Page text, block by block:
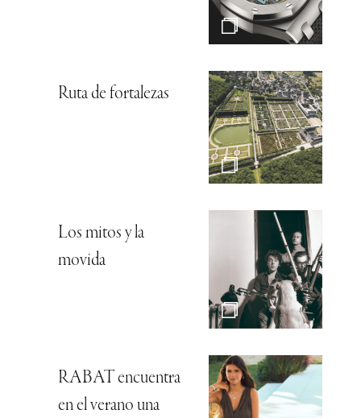
Ruta de fortalezas
Los mitos y la
movida
RABAT encuentra
en el verano una